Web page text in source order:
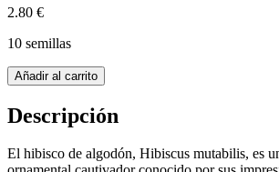
2.80 €
10 semillas
Añadir al carrito
Descripción
El hibisco de algodón, Hibiscus mutabilis, es